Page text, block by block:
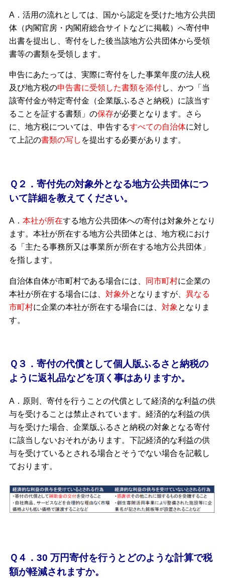
A．活用の流れとしては、国から認定を受けた地方公共団
体（内閣官房・内閣府総合サイトなどに掲載）へ寄付申
出書を提出し、寄付をした後当該地方公共団体から受領
書等の書類を受領します。
申告にあたっては、実際に寄付をした事業年度の法人税
及び地方税の申告書に受領した書類を添付し、かつ「当
該寄付金が特定寄付金（企業版ふるさと納税）に該当す
ることを証する書類」の保存が必要となります。さら
に、地方税については、申告するすべての自治体に対し
て上記の書類の写し を提出する必要があります。
Ｑ２．寄付先の対象外となる地方公共団体につ
いて詳細を教えてください。
A． 本社が所在する地方公共団体への寄付は対象外となり
ます。本社が所在する地方公共団体とは、地方税におけ
る「主たる事務所又は事業所が所在する地方公共団体」
を指します。
自治体自体が市町村である場合には、 同市町村に企業の
本社が所在する場合には、 対象外となりますが、 異なる
市町村に企業の本社が所在する場合には、 対象 となりま
す。
Ｑ３．寄付の代償として個人版ふるさと納税の
ように返礼品などを頂く事はありますか。
A．原則、寄付を行うことの代償として経済的な利益の供
与を受けることは禁止されています。経済的な利益の供
与を受けた場合、企業版ふるさと納税の対象となる寄付
に該当しないおそれがあります。下記経済的な利益の供
与を受けているとされる場合とそうでない場合を記載し
ております。
Ｑ４．30 万円寄付を行うとどのような計算で税
額が軽減されますか。